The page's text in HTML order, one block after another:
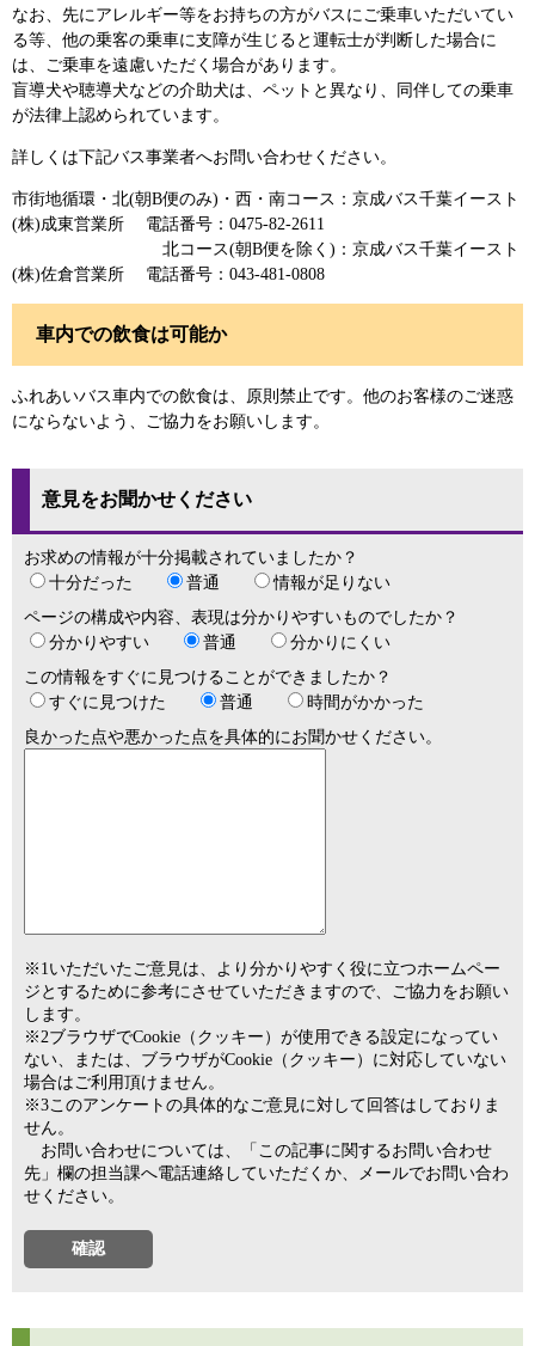
なお、先にアレルギー等をお持ちの方がバスにご乗車いただいてい
る等、他の乗客の乗車に支障が生じると運転士が判断した場合に
は、ご乗車を遠慮いただく場合があります。
盲導犬や聴導犬などの介助犬は、ペットと異なり、同伴しての乗車
が法律上認められています。
詳しくは下記バス事業者へお問い合わせください。
市街地循環・北(朝B便のみ)・西・南コース：京成バス千葉イースト
(株)成東営業所 電話番号：0475-82-2611
北コース(朝B便を除く)：京成バス千葉イースト
(株)佐倉営業所 電話番号：043-481-0808
車内での飲食は可能か
ふれあいバス車内での飲食は、原則禁止です。他のお客様のご迷惑
にならないよう、ご協力をお願いします。
意見をお聞かせください
お求めの情報が十分掲載されていましたか？
十分だった
普通
情報が足りない
ページの構成や内容、表現は分かりやすいものでしたか？
分かりやすい
普通
分かりにくい
この情報をすぐに見つけることができましたか？
すぐに見つけた
普通
時間がかかった
良かった点や悪かった点を具体的にお聞かせください。
※1いただいたご意見は、より分かりやすく役に立つホームペー
ジとするために参考にさせていただきますので、ご協力をお願い
します。
※2ブラウザでCookie（クッキー）が使用できる設定になってい
ない、または、ブラウザがCookie（クッキー）に対応していない
場合はご利用頂けません。
※3このアンケートの具体的なご意見に対して回答はしておりま
せん。
お問い合わせについては、「この記事に関するお問い合わせ
先」欄の担当課へ電話連絡していただくか、メールでお問い合わ
せください。